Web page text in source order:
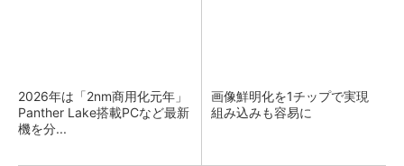
2026年は「2nm商用化元年」
Panther Lake搭載PCなど最新
機を分...
画像鮮明化を1チップで実現
組み込みも容易に